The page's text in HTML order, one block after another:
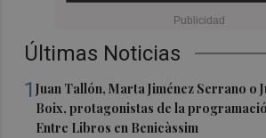
Últimas Noticias
1Juan Tallón, Marta Jiménez Serrano o
Boix, protagonistas de la
Entre Libros en Benicàssim